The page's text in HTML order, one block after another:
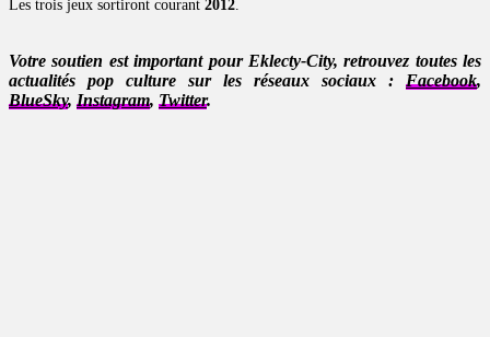
Les trois jeux sortiront courant 2012.
Votre soutien est important pour Eklecty-City, retrouvez toutes les
actualités pop culture sur les réseaux sociaux : Facebook,
BlueSky, Instagram, Twitter.